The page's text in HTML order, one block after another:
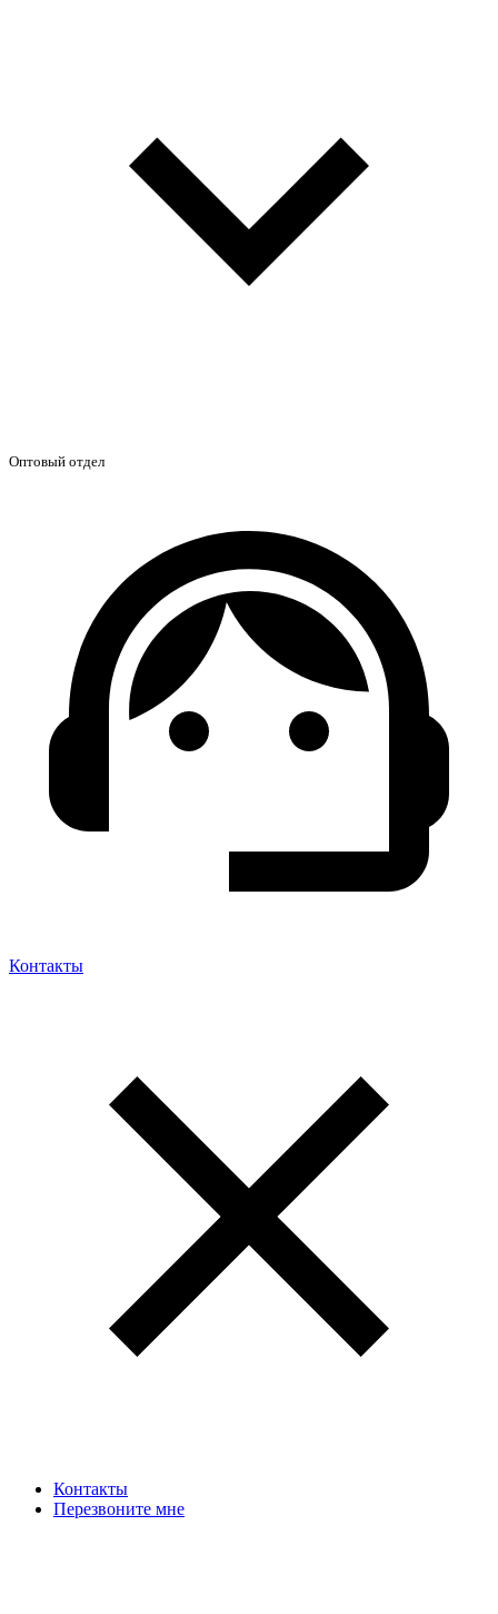
Оптовый отдел
Контакты
Контакты
Перезвоните мне